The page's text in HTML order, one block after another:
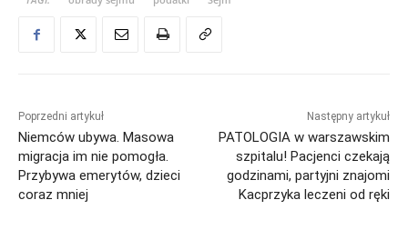
Poprzedni artykuł
Niemców ubywa. Masowa
migracja im nie pomogła.
Przybywa emerytów, dzieci
coraz mniej
Następny artykuł
PATOLOGIA w warszawskim
szpitalu! Pacjenci czekają
godzinami, partyjni znajomi
Kacprzyka leczeni od ręki